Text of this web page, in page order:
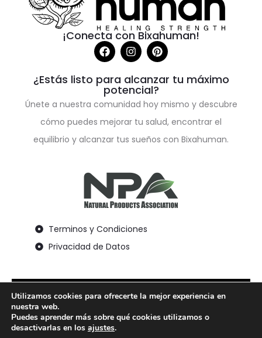
¡Conecta con Bixahuman!
¿Estás listo para alcanzar tu máximo
potencial?
Únete a nuestra comunidad hoy mismo y descubre
cómo puedes mejorar tu salud, encontrar el
equilibrio y alcanzar tus sueños con Bixahuman.
Terminos y Condiciones
Privacidad de Datos
*Esta declaración no ha sido evaluada por la
Administración de Alimentos y Medicamentos. Este
producto no está destinado a diagnosticar, tratar,
Utilizamos cookies para ofrecerte la mejor experiencia en
nuestra web.
Puedes aprender más sobre qué cookies utilizamos o
desactivarlas en los ajustes.